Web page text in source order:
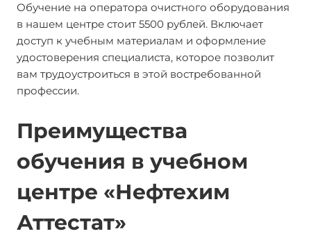
Обучение на оператора очистного оборудования
в нашем центре стоит 5500 рублей. Включает
доступ к учебным материалам и оформление
удостоверения специалиста, которое позволит
вам трудоустроиться в этой востребованной
профессии.
Преимущества
обучения в учебном
центре «Нефтехим
Аттестат»